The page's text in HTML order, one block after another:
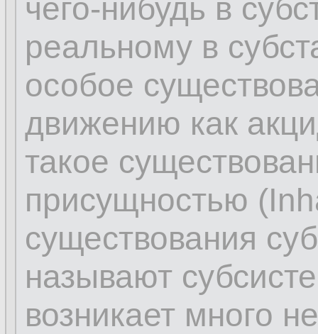
чего-нибудь в
реальному в
особое
движению как
такое
присущностью
существования
называют
возникает много